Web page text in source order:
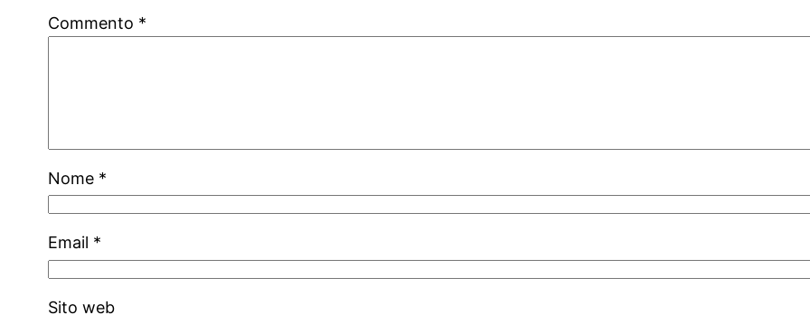
Commento *
Nome *
Email *
Sito web